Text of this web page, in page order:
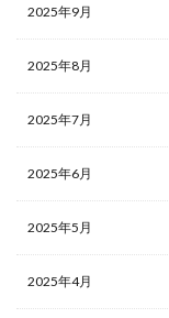
2025年9月
2025年8月
2025年7月
2025年6月
2025年5月
2025年4月